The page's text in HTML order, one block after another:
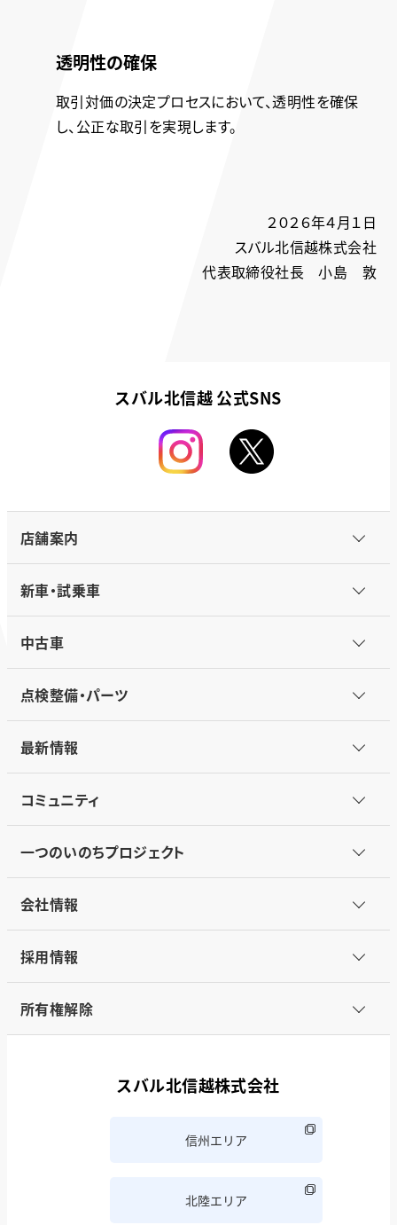
透明性の確保
取引対価の決定プロセスにおいて、透明性を確保
し、公正な取引を実現します。
２０２６年４月１日
スバル北信越株式会社
代表取締役社長 小島 敦
スバル北信越 公式SNS
店舗案内
新車・試乗車
中古車
点検整備・パーツ
最新情報
コミュニティ
一つのいのちプロジェクト
会社情報
採用情報
所有権解除
スバル北信越株式会社
信州エリア
北陸エリア